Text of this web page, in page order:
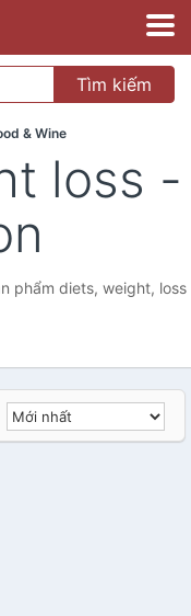
Tìm kiếm
& Wine
loss -
phẩm diets, weight, loss